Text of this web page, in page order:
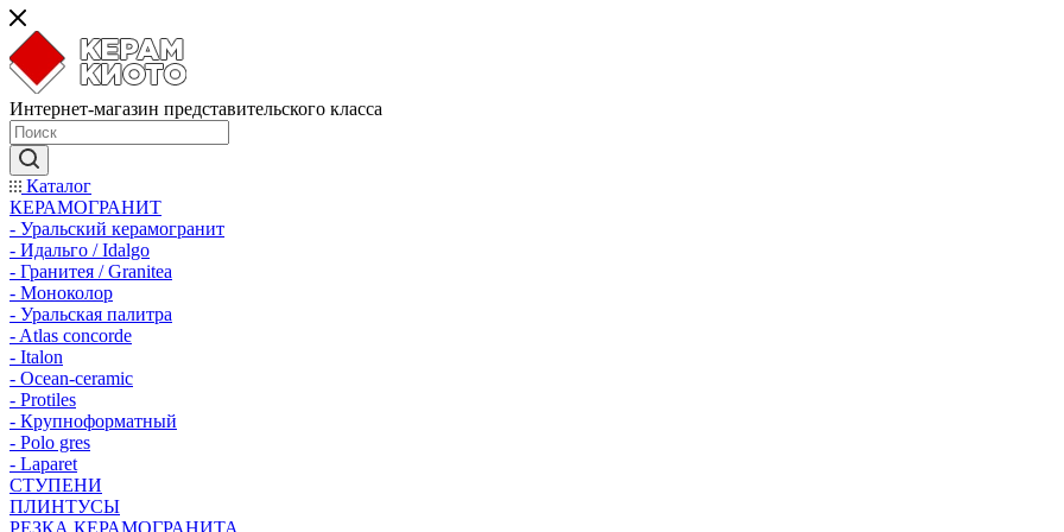
Интернет-магазин представительского класса
Каталог
КЕРАМОГРАНИТ
- Уральский керамогранит
- Идальго / Idalgo
- Гранитея / Granitea
- Моноколор
- Уральская палитра
- Atlas concorde
- Italon
- Ocean-ceramic
- Protiles
- Крупноформатный
- Polo gres
- Laparet
СТУПЕНИ
ПЛИНТУСЫ
РЕЗКА КЕРАМОГРАНИТА